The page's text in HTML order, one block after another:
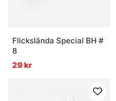
Flickslända Special BH #
8
29 kr